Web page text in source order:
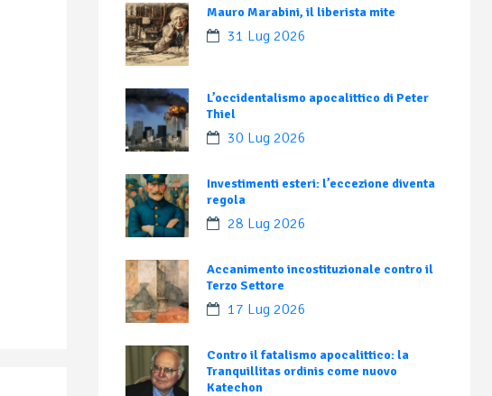
Mauro Marabini, il liberista mite
31 Lug 2026
L’occidentalismo apocalittico di Peter
Thiel
30 Lug 2026
Investimenti esteri: l’eccezione diventa
regola
28 Lug 2026
Accanimento incostituzionale contro il
Terzo Settore
17 Lug 2026
Contro il fatalismo apocalittico: la
Tranquillitas ordinis come nuovo
Katechon